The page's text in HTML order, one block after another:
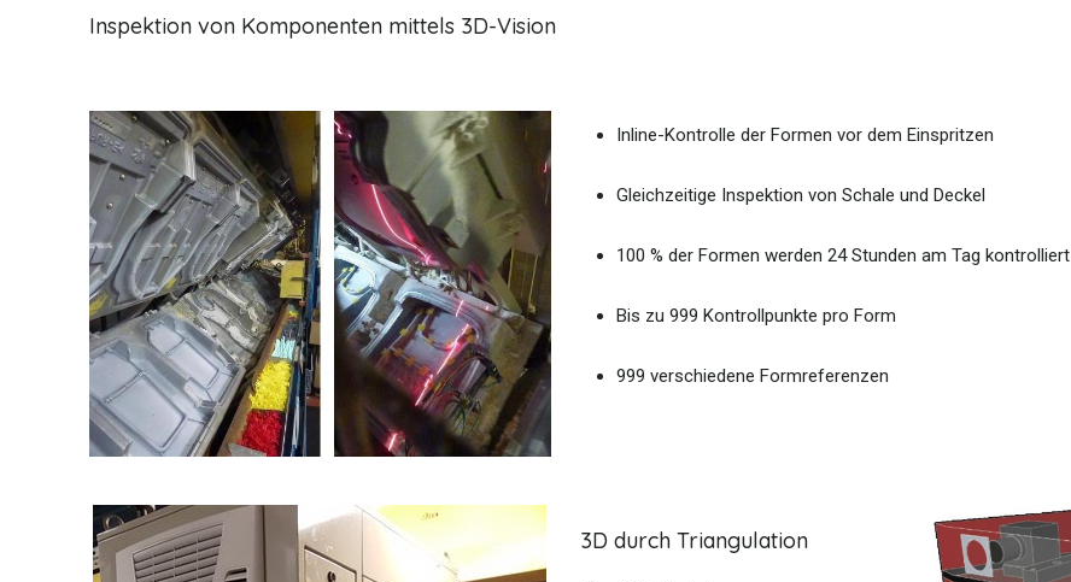
Inspektion von Komponenten mittels 3D-Vision
Inline-Kontrolle der Formen vor dem Einspritzen
Gleichzeitige Inspektion von Schale und Deckel
100 % der Formen werden 24 Stunden am Tag kontrolliert
Bis zu 999 Kontrollpunkte pro Form
999 verschiedene Formreferenzen
3D durch Triangulation